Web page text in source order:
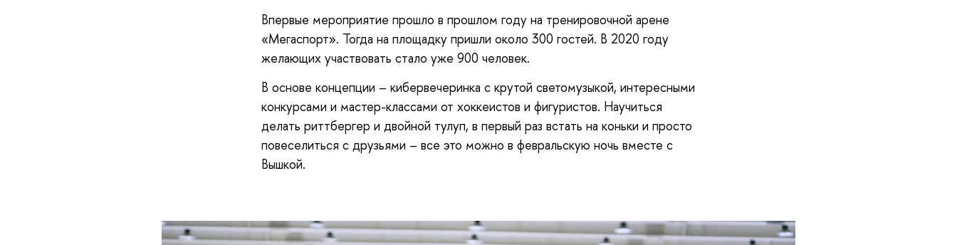
Впервые мероприятие прошло в прошлом году на тренировочной арене
«Мегаспорт». Тогда на площадку пришли около 300 гостей. В 2020 году
желающих участвовать стало уже 900 человек.
В основе концепции – кибервечеринка с крутой светомузыкой, интересными
конкурсами и мастер-классами от хоккеистов и фигуристов. Научиться
делать риттбергер и двойной тулуп, в первый раз встать на коньки и просто
повеселиться с друзьями – все это можно в февральскую ночь вместе с
Вышкой.